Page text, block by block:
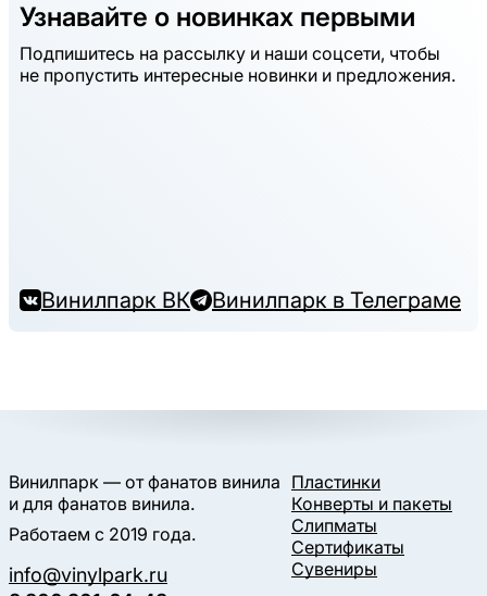
Узнавайте о новинках первыми
Подпишитесь на рассылку и наши соцсети, чтобы
не пропустить интересные новинки и предложения.
Винилпарк ВК Винилпарк в Телеграме
Винилпарк — от фанатов винила
и для фанатов винила.
Работаем с 2019 года.
info@vinylpark.ru
Пластинки
Конверты и пакеты
Слипматы
Сертификаты
Сувениры